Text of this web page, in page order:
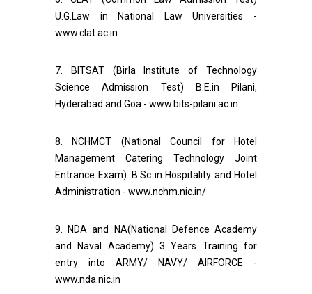
U.G.Law in National Law Universities -
www.clat.ac.in
7. BITSAT (Birla Institute of Technology
Science Admission Test) B.E.in Pilani,
Hyderabad and Goa - www.bits-pilani.ac.in
8. NCHMCT (National Council for Hotel
Management Catering Technology Joint
Entrance Exam). B.Sc in Hospitality and Hotel
Administration - www.nchm.nic.in/
9. NDA and NA(National Defence Academy
and Naval Academy) 3 Years Training for
entry into ARMY/ NAVY/ AIRFORCE -
www.nda.nic.in